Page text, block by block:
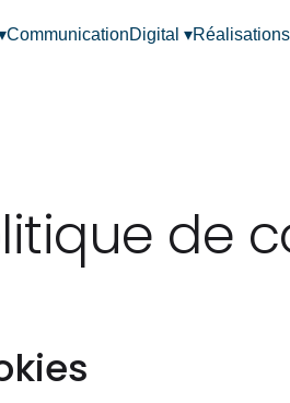
CommunicationDigital ▾Réalisations
de